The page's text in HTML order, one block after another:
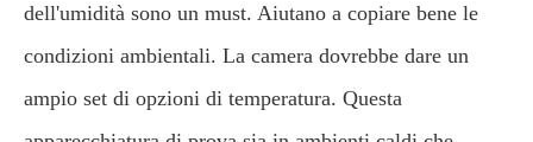
dell'umidità sono un must. Aiutano a copiare bene le
condizioni ambientali. La camera dovrebbe dare un
ampio set di opzioni di temperatura. Questa